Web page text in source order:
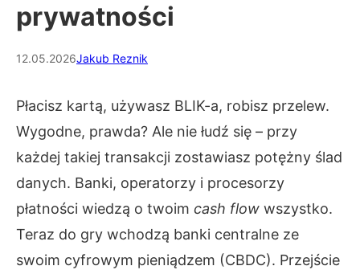
prywatności
12.05.2026Jakub Reznik
Płacisz kartą, używasz BLIK-a, robisz przelew.
Wygodne, prawda? Ale nie łudź się – przy
każdej takiej transakcji zostawiasz potężny ślad
danych. Banki, operatorzy i procesorzy
płatności wiedzą o twoim cash flow wszystko.
Teraz do gry wchodzą banki centralne ze
swoim cyfrowym pieniądzem (CBDC). Przejście